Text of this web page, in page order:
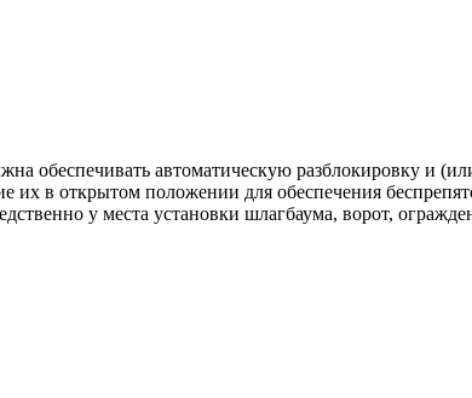
обеспечивать автоматическую разблокировку и
их в открытом положении для обеспечения
у места установки шлагбаума, ворот,